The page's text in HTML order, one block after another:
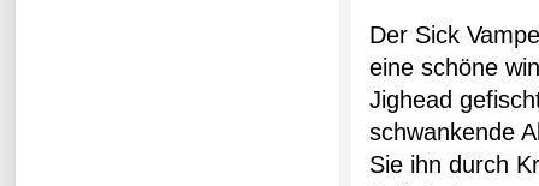
Der Sick
eine schöne
Jighead
schwankende
Sie ihn durch